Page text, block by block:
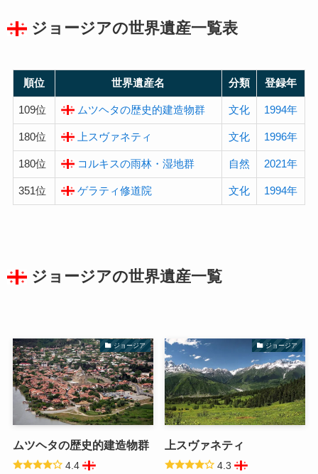
ジョージアの世界遺産一覧表
順位 世界遺産名 分類 登録年
109位 ムツヘタの歴史的建造物群 文化 1994年
180位 上スヴァネティ 文化 1996年
180位 コルキスの雨林・湿地群 自然 2021年
351位 ゲラティ修道院 文化 1994年
ジョージアの世界遺産一覧
ジョージア
ムツヘタの歴史的建造物群
4.4
ジョージア
上スヴァネティ
4.3